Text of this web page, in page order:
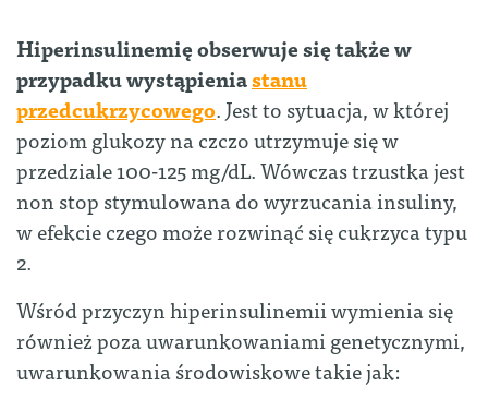
Hiperinsulinemię obserwuje się także w
przypadku wystąpieniastanu
przedcukrzycowego. Jest to sytuacja, w której
poziom glukozy na czczo utrzymuje się w
przedziale 100-125 mg/dL. Wówczas trzustka jest
non stop stymulowana do wyrzucania insuliny,
w efekcie czego może rozwinąć się cukrzyca typu
2.
Wśród przyczyn hiperinsulinemii wymienia się
również poza uwarunkowaniami genetycznymi,
uwarunkowania środowiskowe takie jak: